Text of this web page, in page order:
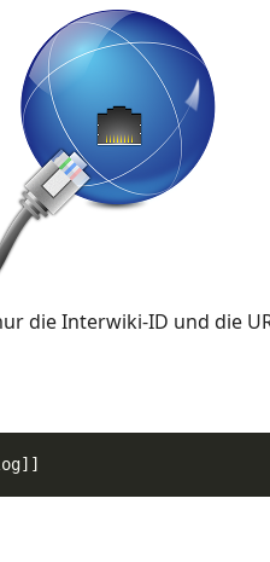
die Interwiki-ID und die